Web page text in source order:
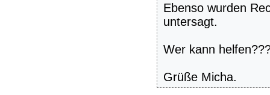
Ebenso wurden
untersagt.
Wer kann
Grüße Micha.